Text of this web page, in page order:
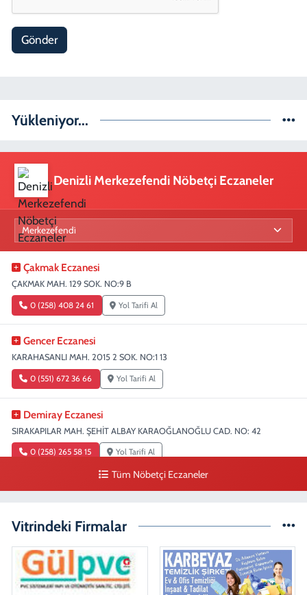
Gönder
Yükleniyor...
Denizli Merkezefendi Nöbetçi Eczaneler
Çakmak Eczanesi
ÇAKMAK MAH. 129 SOK. NO:9 B
0 (258) 408 24 61 Yol Tarifi Al
Gencer Eczanesi
KARAHASANLI MAH. 2015 2 SOK. NO:1 13
0 (551) 672 36 66 Yol Tarifi Al
Demiray Eczanesi
SIRAKAPILAR MAH. ŞEHİT ALBAY KARAOĞLANOĞLU CAD. NO: 42
0 (258) 265 58 15 Yol Tarifi Al
Denizli Eczanesi
0 (258) 263 51 95 Yol Tarifi Al
Sena Kelleci Eczanesi
MERKEZEFENDİ MAH. 29 EKİM BULV. CAD. NO:23 B
Tüm Nöbetçi Eczaneler
Vitrindeki Firmalar